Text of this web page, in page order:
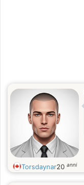
Torsdaynar20 anni